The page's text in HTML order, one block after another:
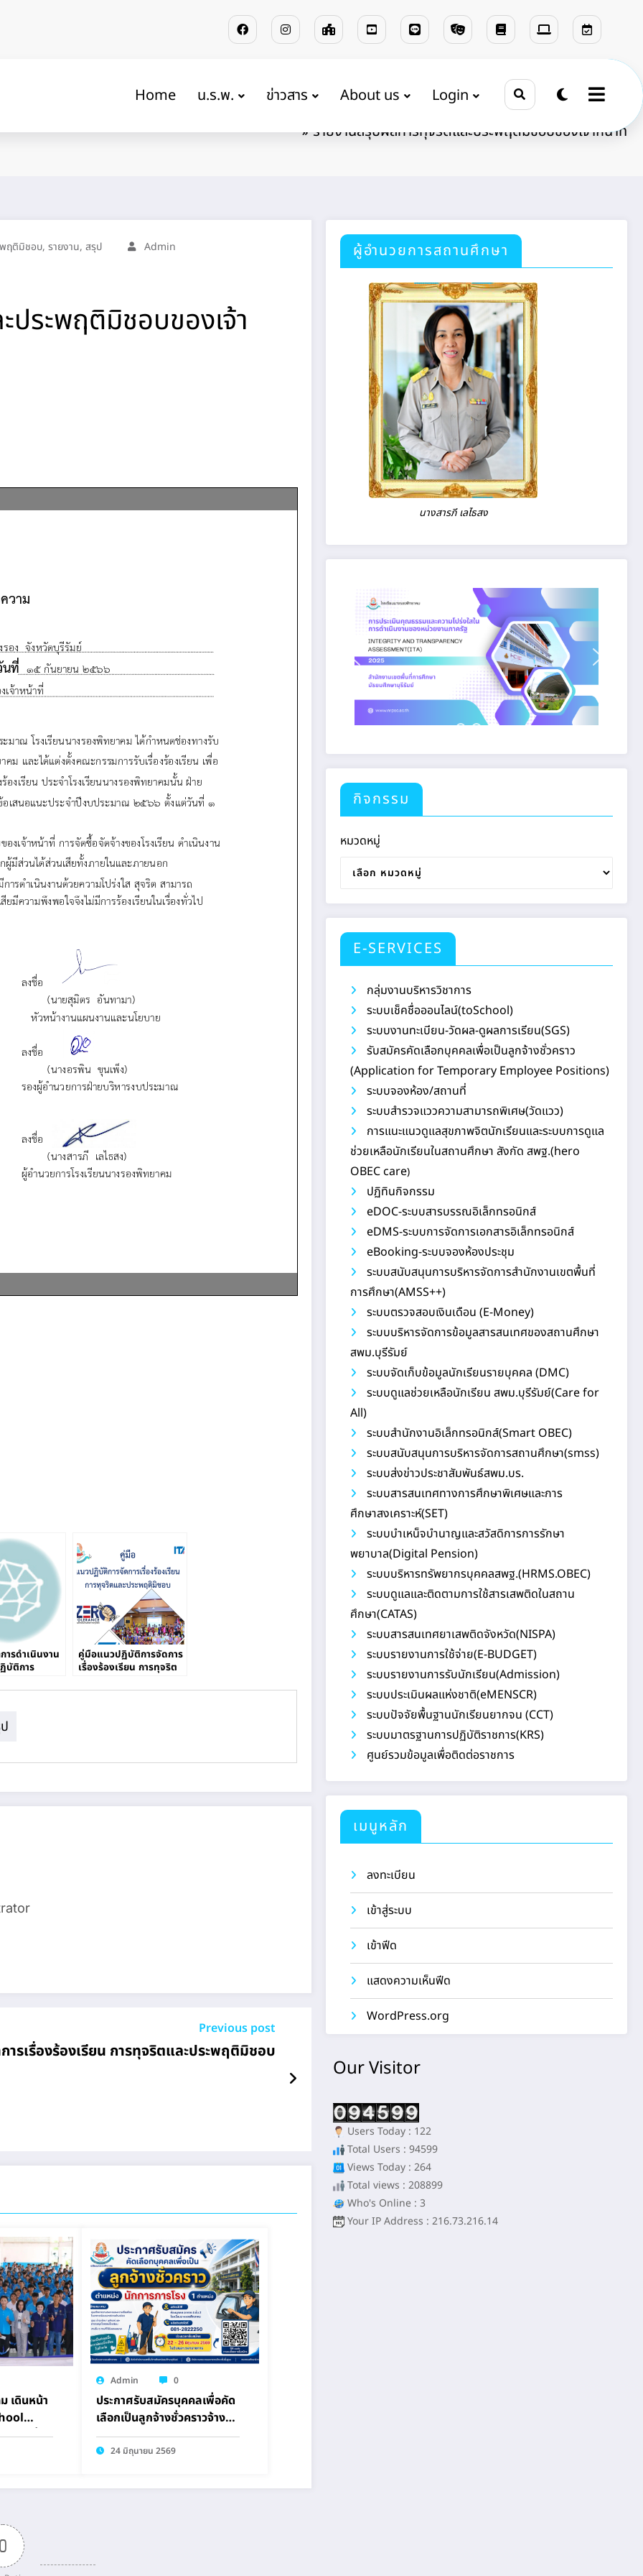
Home น.ร.พ. ข่าวสาร About us Login
ติมิชอบของเจ้า
ฝ่ายบริหารงานบุคคล
รายงานสรุปผลการทุจริตและประพฤติมิชอบของเจ้าหน้าที่
ฤติมิชอบ, รายงาน, สรุป
Admin
ประพฤติมิชอบของเจ้า
ารดำเนินงาน
บัติการ
คู่มือแนวปฏิบัติการจัดการ
เรื่องร้องเรียน การทุจริต
Previous post
รเรื่องร้องเรียน การทุจริตและประพฤติมิชอบ
เดินหน้า
รักษ์สิ่ง
Admin 0
ประกาศรับสมัครบุคคลเพื่อคัด
เลือกเป็นลูกจ้างชั่วคราวจ้าง
เหมาบริการ ตำแหน่ง นักการ
ภารโรง
24 มิถุนายน 2569
0
ผู้อำนวยการสถานศึกษา
นางสารภี เลไธสง
กิจกรรม
หมวดหมู่
E-SERVICES
กลุ่มงานบริหารวิชาการ
ระบบเช็คชื่อออนไลน์(toSchool)
ระบบงานทะเบียน-วัดผล-ดูผลการเรียน(SGS)
รับสมัครคัดเลือกบุคคลเพื่อเป็นลูกจ้างชั่วคราว
(Application for Temporary Employee Positions)
ระบบจองห้อง/สถานที่
ระบบสำรวจแววความสามารถพิเศษ(วัดแวว)
การแนะแนวดูแลสุขภาพจิตนักเรียนและระบบการดูแล
ช่วยเหลือนักเรียนในสถานศึกษา สังกัด สพฐ.(hero
OBEC care)
ปฏิทินกิจกรรม
eDOC-ระบบสารบรรณอิเล็กทรอนิกส์
eDMS-ระบบการจัดการเอกสารอิเล็กทรอนิกส์
eBooking-ระบบจองห้องประชุม
ระบบสนับสนุนการบริหารจัดการสำนักงานเขตพื้นที่
การศึกษา(AMSS++)
ระบบตรวจสอบเงินเดือน (E-Money)
ระบบบริหารจัดการข้อมูลสารสนเทศของสถานศึกษา
สพม.บุรีรัมย์
ระบบจัดเก็บข้อมูลนักเรียนรายบุคคล (DMC)
ระบบดูแลช่วยเหลือนักเรียน สพม.บุรีรัมย์(Care for
All)
ระบบสำนักงานอิเล็กทรอนิกส์(Smart OBEC)
ระบบสนับสนุนการบริหารจัดการสถานศึกษา(smss)
ระบบส่งข่าวประชาสัมพันธ์สพม.บร.
ระบบสารสนเทศทางการศึกษาพิเศษและการ
ศึกษาสงเคราะห์(SET)
ระบบบำเหน็จบำนาญและสวัสดิการการรักษา
พยาบาล(Digital Pension)
ระบบบริหารทรัพยากรบุคคลสพฐ.(HRMS.OBEC)
ระบบดูแลและติดตามการใช้สารเสพติดในสถาน
ศึกษา(CATAS)
ระบบสารสนเทศยาเสพติดจังหวัด(NISPA)
ระบบรายงานการใช้จ่าย(E-BUDGET)
ระบบรายงานการรับนักเรียน(Admission)
ระบบประเมินผลแห่งชาติ(eMENSCR)
ระบบปัจจัยพื้นฐานนักเรียนยากจน (CCT)
ระบบมาตรฐานการปฏิบัติราชการ(KRS)
ศูนย์รวมข้อมูลเพื่อติดต่อราชการ
เมนูหลัก
ลงทะเบียน
เข้าสู่ระบบ
เข้าฟีด
แสดงความเห็นฟีด
WordPress.org
Our Visitor
Users Today : 122
Total Users : 94599
Views Today : 264
Total views : 208899
Who's Online : 3
Your IP Address : 216.73.216.14